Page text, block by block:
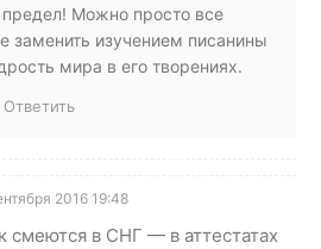
предел! Можно просто все
заменить изучением писанины
мира в его творениях.
Ответить
2016 19:48
смеются в СНГ — в аттестатах